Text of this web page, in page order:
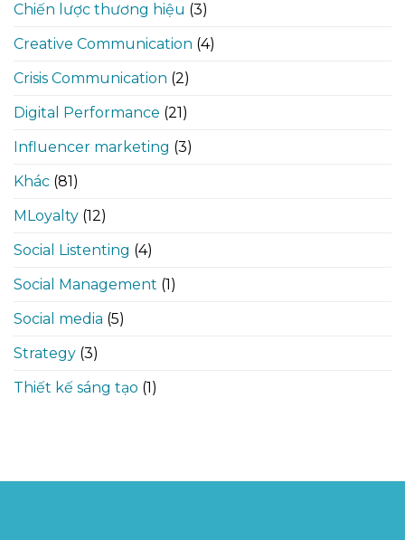
Chiến lược thương hiệu (3)
Creative Communication (4)
Crisis Communication (2)
Digital Performance (21)
Influencer marketing (3)
Khác (81)
MLoyalty (12)
Social Listenting (4)
Social Management (1)
Social media (5)
Strategy (3)
Thiết kế sáng tạo (1)